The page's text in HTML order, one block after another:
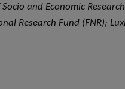
and Economic
Research Fund (FNR);